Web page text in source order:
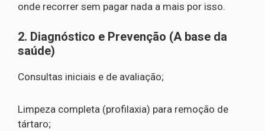
onde recorrer sem pagar nada a mais por isso.
2. Diagnóstico e Prevenção (A base da
saúde)
Consultas iniciais e de avaliação;
Limpeza completa (profilaxia) para remoção de
tártaro;